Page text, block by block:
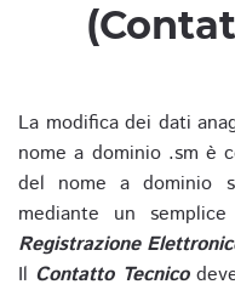
La modifica dei dati
nome a dominio .sm è
del nome a dominio
mediante un
Registrazione
Il Contatto Tecnico